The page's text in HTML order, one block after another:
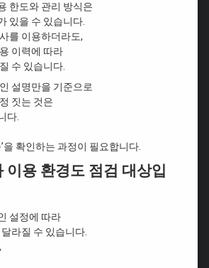
한도와 관리 방식은
있을 수 있습니다.
를 이용하더라도,
이력에 따라
수 있습니다.
설명만을 기준으로
짓는 것은
다.
을 확인하는 과정이 필요합니다.
이용 환경도 점검 대상입
설정에 따라
라질 수 있습니다.